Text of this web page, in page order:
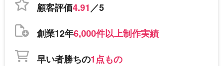
顧客評価4.91／5
創業12年6,000件以上制作実績
早い者勝ちの1点もの